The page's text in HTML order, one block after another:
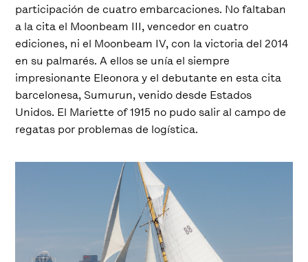
participación de cuatro embarcaciones. No faltaban
a la cita el Moonbeam III, vencedor en cuatro
ediciones, ni el Moonbeam IV, con la victoria del 2014
en su palmarés. A ellos se unía el siempre
impresionante Eleonora y el debutante en esta cita
barcelonesa, Sumurun, venido desde Estados
Unidos. El Mariette of 1915 no pudo salir al campo de
regatas por problemas de logística.